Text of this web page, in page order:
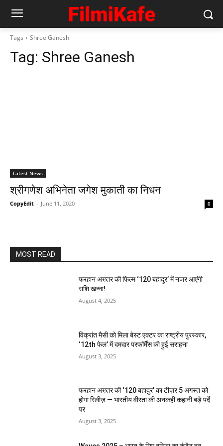
Tags Shree Ganesh
Tag: Shree Ganesh
Latest News
श्रीगणेश अभिनेता जगेश मुकाती का निधन
CopyEdit - June 11, 2020 0
MOST READ
फरहान अख्तर की फिल्म ‘120 बहादुर’ में नजर आएंगी
राशि खन्ना!
August 4, 2025
विक्रांत मैसी को मिला बेस्ट एक्टर का राष्ट्रीय पुरस्कार,
‘12th फेल’ में दमदार परफॉर्मेंस की हुई सराहना
August 3, 2025
फरहान अख्तर की ‘120 बहादुर’ का टीज़र 5 अगस्त को
होगा रिलीज़ — भारतीय वीरता की अनकही कहानी बड़े पर्दे
पर
August 3, 2025